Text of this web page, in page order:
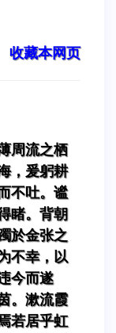
收藏本网页
周流之栖
，爰躬耕
不吐。谧
睹。背朝
於金张之
不幸，以
今而遂
。漱流霞
若居乎虹